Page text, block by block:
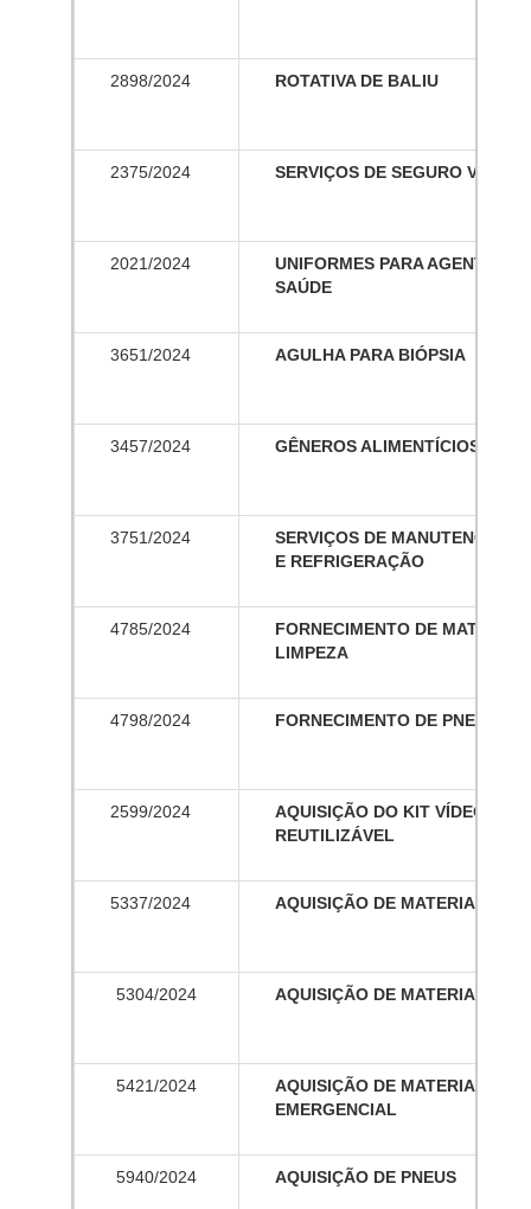
2898/2024 ROTATIVA DE BALIU
2375/2024 SERVIÇOS DE SEGURO
2021/2024
UNIFORMES PARA AGENTES
SAÚDE
3651/2024 AGULHA PARA BIÓPSIA
3457/2024 GÊNEROS ALIMENTÍCIOS
3751/2024
SERVIÇOS DE MANUTENÇÃO
E REFRIGERAÇÃO
4785/2024
FORNECIMENTO DE
LIMPEZA
4798/2024 FORNECIMENTO DE PNEUS
2599/2024
AQUISIÇÃO DO KIT VÍDEO
REUTILIZÁVEL
5337/2024 AQUISIÇÃO DE MATERIAL DE
5304/2024 AQUISIÇÃO DE MATERIAL
5421/2024 AQUISIÇÃO DE MATERIAIS
EMERGENCIAL
5940/2024 AQUISIÇÃO DE PNEUS